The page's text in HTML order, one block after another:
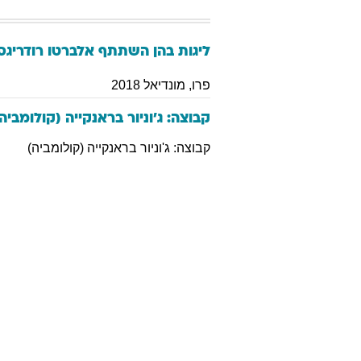
ליגות בהן השתתף אלברטו
פרו, מונדיאל 2018
קבוצה: ג'וניור בראנקייה
קבוצה: ג'וניור בראנקייה (קולומביה)